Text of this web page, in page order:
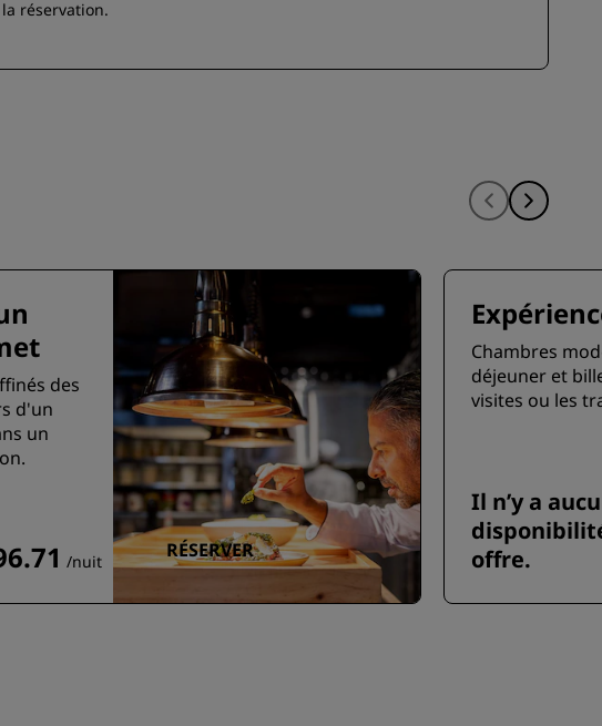
réservation.
des
d'un
un
/nuit RÉSERVER
Chambres
déjeuner et
visites ou les
Il n’y a
offre.